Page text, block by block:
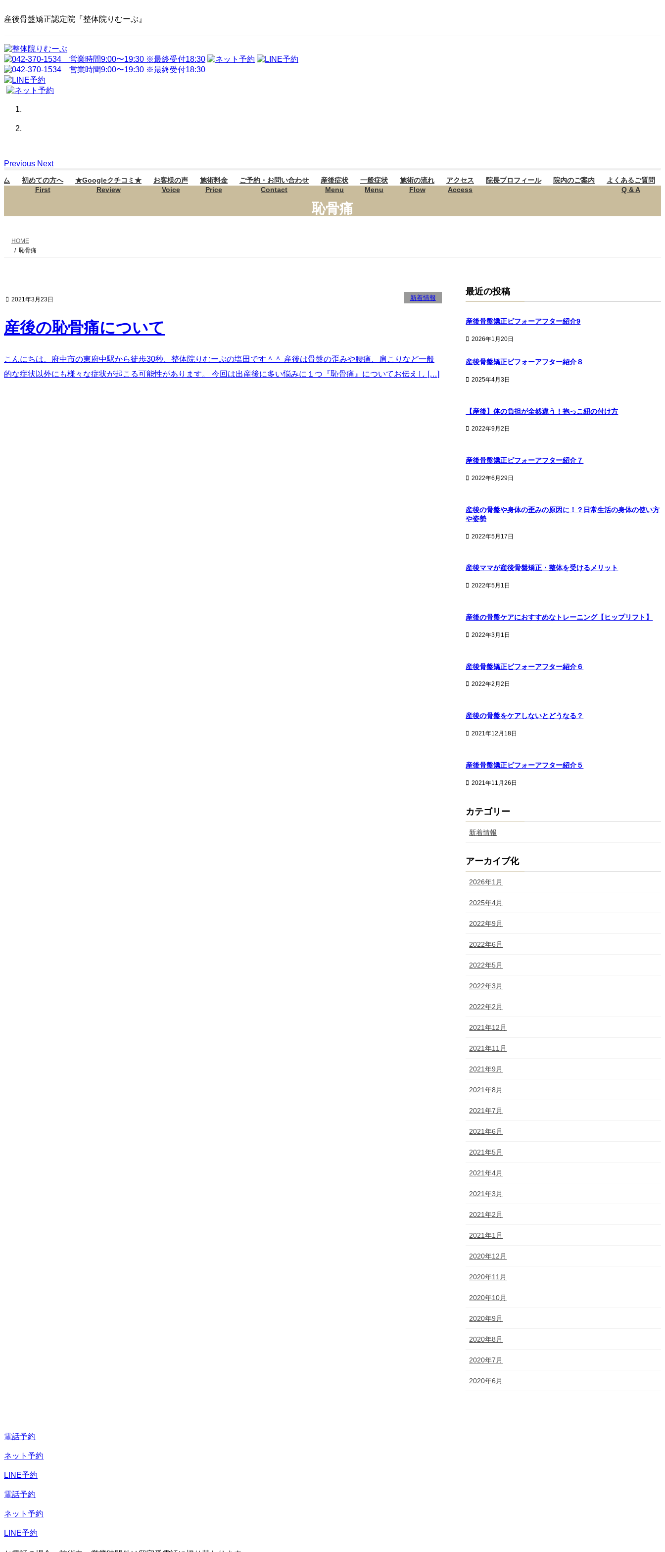
産後骨盤矯正認定院『整体院りむーぶ』
ン
テ
ン
ツ
へ
ビ
ゲ
ー
シ
ョ
Previous Next
ム
初めての方へ
First
★Googleクチコミ★
Review
お客様の声
Voice
施術料金
Price
ご予約・お問い合わせ
Contact
産後症状
Menu
一般症状
Menu
施術の流れ
Flow
アクセス
Access
院長プロフィール 院内のご案内
よくあるご質問
Q & A
恥骨痛
HOME
恥骨痛
2021年3月23日 新着情報
産後の恥骨痛について
こんにちは。府中市の東府中駅から徒歩30秒、整体院りむーぶの塩田です＾＾ 産後は骨盤の歪みや腰痛、肩こりなど一般
的な症状以外にも様々な症状が起こる可能性があります。 今回は出産後に多い悩みに１つ『恥骨痛』についてお伝えし […]
最近の投稿
産後骨盤矯正ビフォーアフター紹介9
2026年1月20日
産後骨盤矯正ビフォーアフター紹介８
2025年4月3日
【産後】体の負担が全然違う！抱っこ紐の付け方
2022年9月2日
産後骨盤矯正ビフォーアフター紹介７
2022年6月29日
産後の骨盤や身体の歪みの原因に！？日常生活の身体の使い方
や姿勢
2022年5月17日
産後ママが産後骨盤矯正・整体を受けるメリット
2022年5月1日
産後の骨盤ケアにおすすめなトレーニング【ヒップリフト】
2022年3月1日
産後骨盤矯正ビフォーアフター紹介６
2022年2月2日
産後の骨盤をケアしないとどうなる？
2021年12月18日
産後骨盤矯正ビフォーアフター紹介５
2021年11月26日
カテゴリー
新着情報
アーカイブ化
2026年1月
2025年4月
2022年9月
2022年6月
2022年5月
2022年3月
2022年2月
2021年12月
2021年11月
2021年9月
2021年8月
2021年7月
2021年6月
2021年5月
2021年4月
2021年3月
2021年2月
2021年1月
2020年12月
2020年11月
2020年10月
2020年9月
2020年8月
2020年7月
2020年6月
電話予約
ネット予約
LINE予約
電話予約
ネット予約
LINE予約